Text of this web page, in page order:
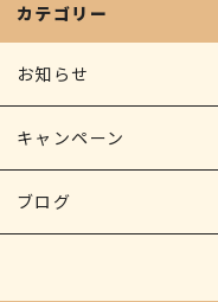
カテゴリー
お知らせ
キャンペーン
ブログ